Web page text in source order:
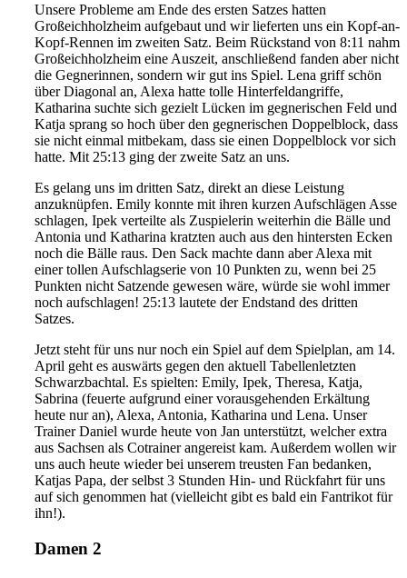
Unsere Probleme am Ende des ersten Satzes hatten
Großeichholzheim aufgebaut und wir lieferten uns ein Kopf-an-
Kopf-Rennen im zweiten Satz. Beim Rückstand von 8:11 nahm
Großeichholzheim eine Auszeit, anschließend fanden aber nicht
die Gegnerinnen, sondern wir gut ins Spiel. Lena griff schön
über Diagonal an, Alexa hatte tolle Hinterfeldangriffe,
Katharina suchte sich gezielt Lücken im gegnerischen Feld und
Katja sprang so hoch über den gegnerischen Doppelblock, dass
sie nicht einmal mitbekam, dass sie einen Doppelblock vor sich
hatte. Mit 25:13 ging der zweite Satz an uns.
Es gelang uns im dritten Satz, direkt an diese Leistung
anzuknüpfen. Emily konnte mit ihren kurzen Aufschlägen Asse
schlagen, Ipek verteilte als Zuspielerin weiterhin die Bälle und
Antonia und Katharina kratzten auch aus den hintersten Ecken
noch die Bälle raus. Den Sack machte dann aber Alexa mit
einer tollen Aufschlagserie von 10 Punkten zu, wenn bei 25
Punkten nicht Satzende gewesen wäre, würde sie wohl immer
noch aufschlagen! 25:13 lautete der Endstand des dritten
Satzes.
Jetzt steht für uns nur noch ein Spiel auf dem Spielplan, am 14.
April geht es auswärts gegen den aktuell Tabellenletzten
Schwarzbachtal. Es spielten: Emily, Ipek, Theresa, Katja,
Sabrina (feuerte aufgrund einer vorausgehenden Erkältung
heute nur an), Alexa, Antonia, Katharina und Lena. Unser
Trainer Daniel wurde heute von Jan unterstützt, welcher extra
aus Sachsen als Cotrainer angereist kam. Außerdem wollen wir
uns auch heute wieder bei unserem treusten Fan bedanken,
Katjas Papa, der selbst 3 Stunden Hin- und Rückfahrt für uns
auf sich genommen hat (vielleicht gibt es bald ein Fantrikot für
ihn!).
Damen 2